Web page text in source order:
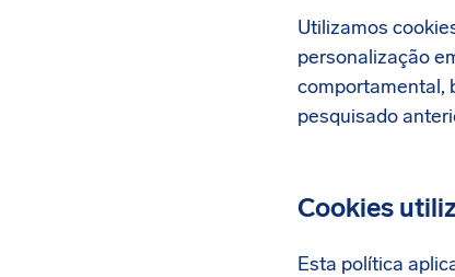
Utilizamos
personalização
comportamental,
pesquisado
Cookies
Esta política